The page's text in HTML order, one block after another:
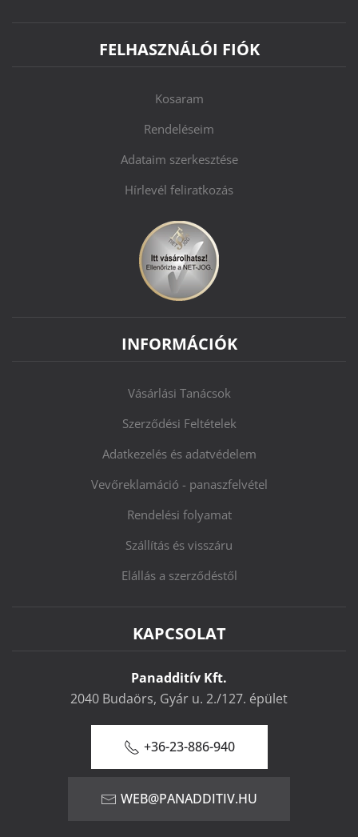
FELHASZNÁLÓI FIÓK
Kosaram
Rendeléseim
Adataim szerkesztése
Hírlevél feliratkozás
INFORMÁCIÓK
Vásárlási Tanácsok
Szerződési Feltételek
Adatkezelés és adatvédelem
Vevőreklamáció - panaszfelvétel
Rendelési folyamat
Szállítás és visszáru
Elállás a szerződéstől
KAPCSOLAT
Panadditív Kft.
2040 Budaörs, Gyár u. 2./127. épület
+36-23-886-940
WEB@PANADDITIV.HU